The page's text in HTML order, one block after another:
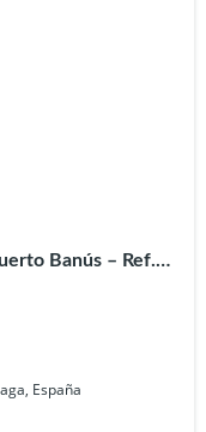
Banús – Ref.:
España